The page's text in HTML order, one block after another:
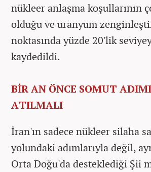
nükleer anlaşma koşullarının
olduğu ve uranyum
noktasında yüzde 20'lik
kaydedildi.
BİR AN ÖNCE SOMUT
ATILMALI
İran'ın sadece nükleer silaha
yolundaki adımlarıyla değil,
Orta Doğu'da desteklediği Şii